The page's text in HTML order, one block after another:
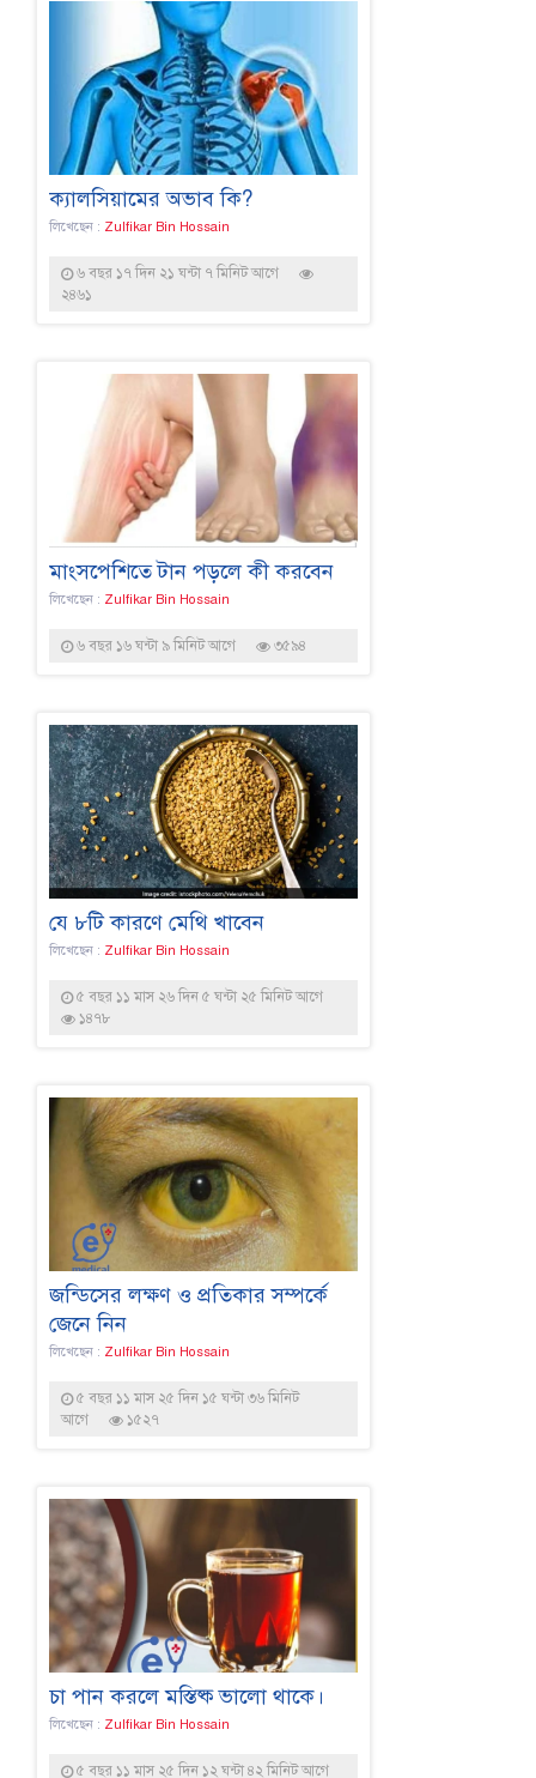
ক্যালসিয়ামের অভাব কি?
লিখেছেন : Zulfikar Bin Hossain
৬ বছর ১৭ দিন ২১ ঘন্টা ৭ মিনিট আগে
২৪৬১
মাংসপেশিতে টান পড়লে কী করবেন
লিখেছেন : Zulfikar Bin Hossain
৬ বছর ১৬ ঘন্টা ৯ মিনিট আগে ৩৫৯৪
যে ৮টি কারণে মেথি খাবেন
লিখেছেন : Zulfikar Bin Hossain
৫ বছর ১১ মাস ২৬ দিন ৫ ঘন্টা ২৫ মিনিট আগে
১৪৭৮
জন্ডিসের লক্ষণ ও প্রতিকার সম্পর্কে
জেনে নিন
লিখেছেন : Zulfikar Bin Hossain
৫ বছর ১১ মাস ২৫ দিন ১৫ ঘন্টা ৩৬ মিনিট
আগে
১৫২৭
চা পান করলে মস্তিষ্ক ভালো থাকে।
লিখেছেন : Zulfikar Bin Hossain
৫ বছর ১১ মাস ২৫ দিন ১২ ঘন্টা ৪২ মিনিট আগে